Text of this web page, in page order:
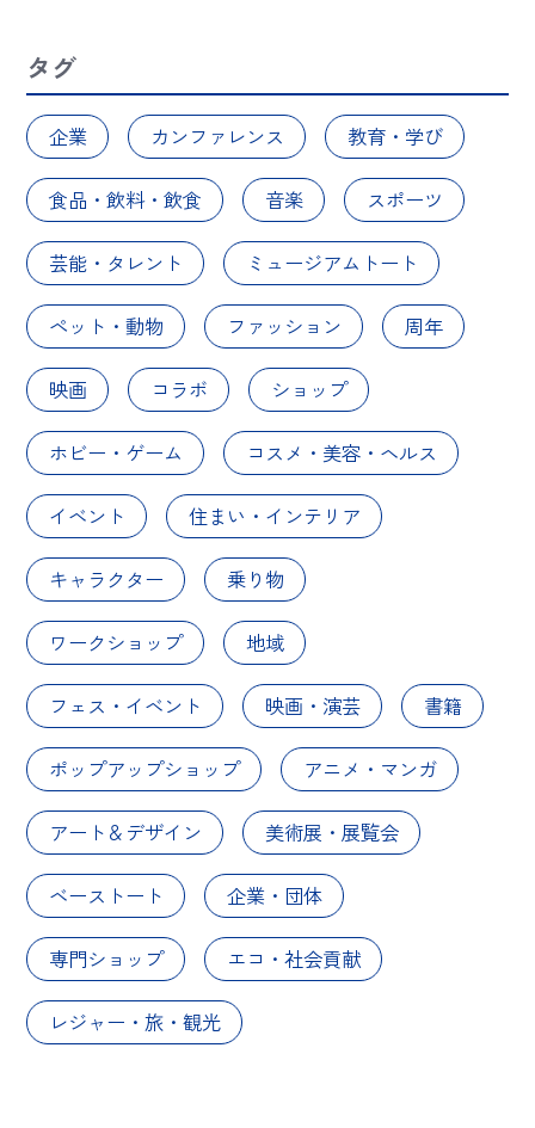
タグ
企業 カンファレンス 教育・学び
食品・飲料・飲食 音楽 スポーツ
芸能・タレント ミュージアムトート
ペット・動物 ファッション 周年
映画 コラボ ショップ
ホビー・ゲーム コスメ・美容・ヘルス
イベント 住まい・インテリア
キャラクター 乗り物
ワークショップ 地域
フェス・イベント 映画・演芸 書籍
ポップアップショップ アニメ・マンガ
アート＆デザイン 美術展・展覧会
ベーストート 企業・団体
専門ショップ エコ・社会貢献
レジャー・旅・観光